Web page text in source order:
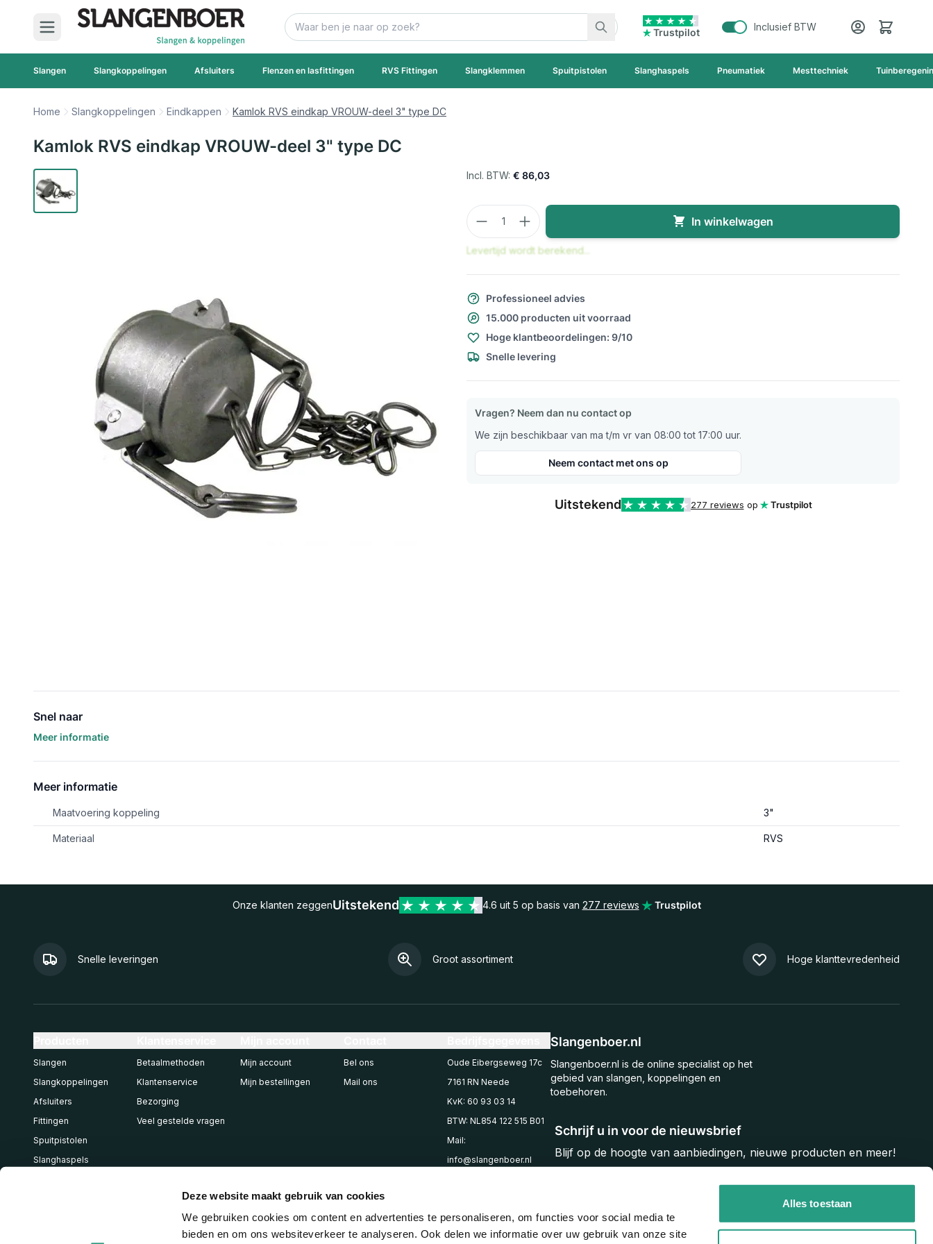
Deze website maakt gebruik van cookies
We gebruiken cookies om content en advertenties te personaliseren, om functies voor social media te
bieden en om ons websiteverkeer te analyseren. Ook delen we informatie over uw gebruik van onze site
Alles toestaan
Ga naar de inhoud
Zoek
Trustpilot
Inclusief BTW Cart
Slangen Slangkoppelingen Afsluiters Flenzen en lasfittingen RVS Fittingen Slangklemmen Spuitpistolen Slanghaspels Pneumatiek Mesttechniek
Home Slangkoppelingen Eindkappen Kamlok RVS eindkap VROUW-deel 3" type DC
Kamlok RVS eindkap VROUW-deel 3" type DC
€ 86,03
Aantal
In winkelwagen
Levertijd wordt berekend...
Professioneel advies
15.000 producten uit voorraad
Hoge klantbeoordelingen: 9/10
Snelle levering
Vragen? Neem dan nu contact op
We zijn beschikbaar van ma t/m vr van 08:00 tot 17:00 uur.
Neem contact met ons op
Uitstekend 277 reviews op Trustpilot
Snel naar
Meer informatie
Meer informatie
Maatvoering koppeling 3"
Materiaal RVS
Onze klanten zeggenUitstekend 4.6 uit 5 op basis van 277 reviews Trustpilot
Snelle leveringen Groot assortiment Hoge klanttevredenheid
Schrijf u in voor de nieuwsbrief
Blijf op de hoogte van aanbiedingen, nieuwe producten en meer!
Slangenboer.nl
Slangenboer.nl is de online specialist op het
gebied van slangen, koppelingen en
toebehoren.
Slangen
Slangkoppelingen
Afsluiters
Fittingen
Spuitpistolen
Slanghaspels
Betaalmethoden
Klantenservice
Bezorging
Veel gestelde vragen
Mijn account
Mijn bestellingen
Bel ons
Mail ons
Oude Eibergseweg 17c
7161 RN Neede
KvK: 60 93 03 14
BTW: NL854 122 515 B01
Mail:
info@slangenboer.nl